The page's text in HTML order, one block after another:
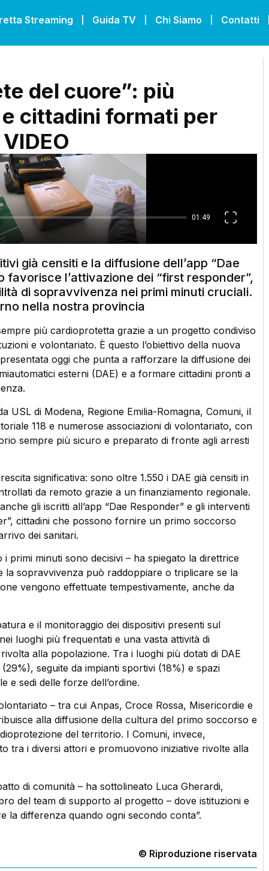
Streaming Guida TV Chi Siamo Contatti
del cuore”: più
cittadini formati per
già censiti e la diffusione dell’app “Dae
favorisce l’attivazione dei “first responder”,
di sopravvivenza nei primi minuti cruciali.
nella nostra provincia
più cardioprotetta grazie a un progetto condiviso
e volontariato. È questo l’obiettivo della nuova
presentata oggi che punta a rafforzare la diffusione dei
esterni (DAE) e a formare cittadini pronti a
USL di Modena, Regione Emilia-Romagna, Comuni, il
118 e numerose associazioni di volontariato, con
sempre più sicuro e preparato di fronte agli arresti
significativa: sono oltre 1.550 i DAE già censiti in
da remoto grazie a un finanziamento regionale.
gli iscritti all’app “Dae Responder” e gli interventi
cittadini che possono fornire un primo soccorso
dei sanitari.
i primi minuti sono decisivi – ha spiegato la direttrice
la sopravvivenza può raddoppiare o triplicare se la
vengono effettuate tempestivamente, anche da
e il monitoraggio dei dispositivi presenti sul
luoghi più frequentati e una vasta attività di
alla popolazione. Tra i luoghi più dotati di DAE
seguite da impianti sportivi (18%) e spazi
e sedi delle forze dell’ordine.
– tra cui Anpas, Croce Rossa, Misericordie e
alla diffusione della cultura del primo soccorso e
del territorio. I Comuni, invece,
tra i diversi attori e promuovono iniziative rivolte alla
di comunità – ha sottolineato Luca Gherardi,
del team di supporto al progetto – dove istituzioni e
la differenza quando ogni secondo conta”.
© Riproduzione riservata